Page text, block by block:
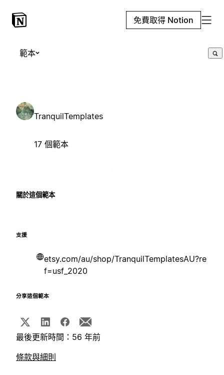
免費取得 Notion
範本
TranquilTemplates
17 個範本
關於這個範本
支援
etsy.com/au/shop/TranquilTemplatesAU?re
f=usf_2020
分享這個範本
最後更新時間：56 年前
條款與細則